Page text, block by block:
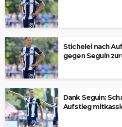
Stichelei nach
gegen Seguin
Dank Seguin:
Aufstieg